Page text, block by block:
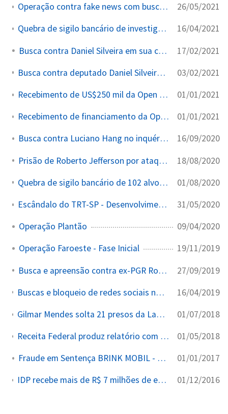
Operação contra fake news com buscas em endereços ligados a investigados 26/05/2021
Quebra de sigilo bancário de investigados no inquérito das fake news 16/04/2021
Busca contra Daniel Silveira em sua cela 17/02/2021
Busca contra deputado Daniel Silveira no inquérito das fake news 03/02/2021
Recebimento de US$250 mil da Open Society para Instituto Vero 01/01/2021
Recebimento de financiamento da Open Society para Instituto Vero 01/01/2021
Busca contra Luciano Hang no inquérito das fake news 16/09/2020
Prisão de Roberto Jefferson por ataque a Moraes 18/08/2020
Quebra de sigilo bancário de 102 alvos no inquérito fake news 01/08/2020
Escândalo do TRT-SP - Desenvolvimentos Pós-Condenação 31/05/2020
Operação Plantão 09/04/2020
Operação Faroeste - Fase Inicial 19/11/2019
Busca e apreensão contra ex-PGR Rodrigo Janot 27/09/2019
Buscas e bloqueio de redes sociais no Inquérito das Fake News contra candidatos e internautas que criticaram o STF 16/04/2019
Gilmar Mendes solta 21 presos da Lava Jato no Rio em 30 dias por decisões monocráticas 01/07/2018
Receita Federal produz relatório com indícios de lavagem de dinheiro contra Gilmar Mendes — auditores são punidos 01/05/2018
Fraude em Sentença BRINK MOBIL - Operação Calvário 01/01/2017
IDP recebe mais de R$ 7 milhões de empresas com processos no gabinete de Gilmar, parte com cláusula de confidencialidade 01/12/2016